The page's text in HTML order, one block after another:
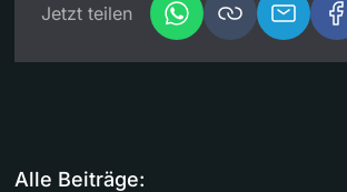
Jetzt teilen
Alle Beiträge: